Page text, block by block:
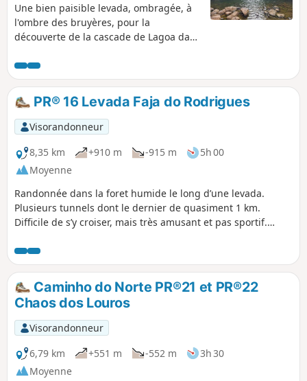
Une bien paisible levada, ombragée, à
l'ombre des bruyères, pour la
découverte de la cascade de Lagoa da
cascade de la Ribeira Grande, en aval
du Lagoa do Vento.
PR® 16 Levada Faja do Rodrigues
Visorandonneur
8,35 km
+910 m -915 m
5h 00
Moyenne
Randonnée dans la foret humide le long d’une levada.
Plusieurs tunnels dont le dernier de quasiment 1 km.
Difficile de s’y croiser, mais très amusant et pas sportif.
Prévoir des Kway, la fin est un peu moins intéressante,
même si il y a une très belle cascade. Il y a très peu
d’endroits pour pique-niquer.
Caminho do Norte PR®21 et PR®22
Chaos dos Louros
Visorandonneur
6,79 km
+551 m -552 m
3h 30
Moyenne